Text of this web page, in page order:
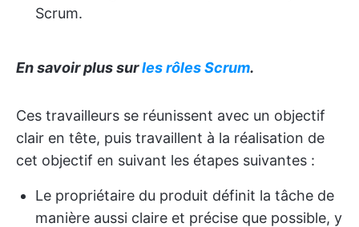
Scrum.
En savoir plus surles rôles Scrum.
Ces travailleurs se réunissent avec un objectif
clair en tête, puis travaillent à la réalisation de
cet objectif en suivant les étapes suivantes :
Le propriétaire du produit définit la tâche de
manière aussi claire et précise que possible, y